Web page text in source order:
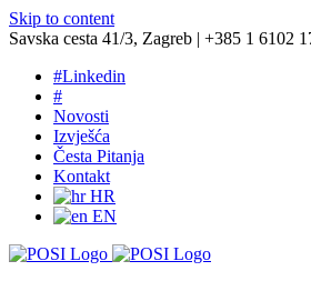
Skip to content
Savska cesta 41/3, Zagreb | +385 1 6102
#Linkedin
#
Novosti
Izvješća
Česta Pitanja
Kontakt
HR
EN